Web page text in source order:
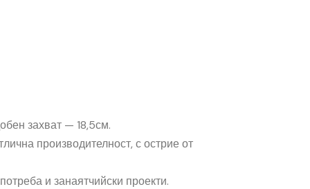
захват — 18,5см.
производителност, с острие от
и занаятчийски проекти.